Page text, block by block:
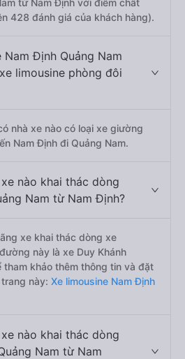
từ Nam Định với điểm chất
428 đánh giá của khách hàng).
Định Quảng Nam
limousine phòng đôi
nhà xe nào có loại xe giường
Nam Định đi Quảng Nam.
nào khai thác dòng
Nam từ Nam Định?
xe khai thác dòng xe
này là xe Duy Khánh
tham khảo thêm thông tin và đặt
này: Xe limousine Nam Định
nào khai thác dòng
Nam từ Nam